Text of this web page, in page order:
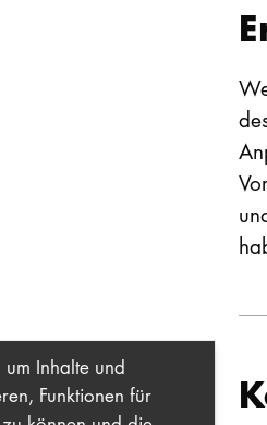
Inhalte und
Funktionen für